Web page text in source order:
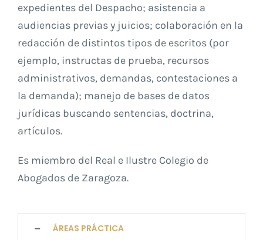
expedientes del Despacho; asistencia a
audiencias previas y juicios; colaboración en la
redacción de distintos tipos de escritos (por
ejemplo, instructas de prueba, recursos
administrativos, demandas, contestaciones a
la demanda); manejo de bases de datos
jurídicas buscando sentencias, doctrina,
artículos.
Es miembro del Real e Ilustre Colegio de
Abogados de Zaragoza.
ÁREAS PRÁCTICA